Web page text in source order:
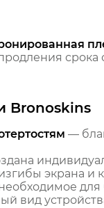
срока
Bronoskins
—
экрана и
вид